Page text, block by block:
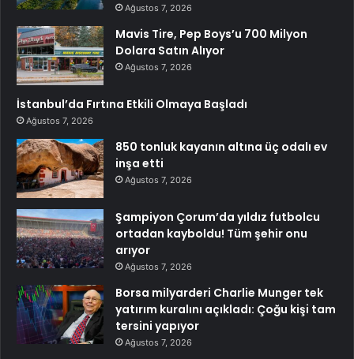
Ağustos 7, 2026
Mavis Tire, Pep Boys’u 700 Milyon
Dolara Satın Alıyor
Ağustos 7, 2026
İstanbul’da Fırtına Etkili Olmaya Başladı
Ağustos 7, 2026
850 tonluk kayanın altına üç odalı ev
inşa etti
Ağustos 7, 2026
Şampiyon Çorum’da yıldız futbolcu
ortadan kayboldu! Tüm şehir onu
arıyor
Ağustos 7, 2026
Borsa milyarderi Charlie Munger tek
yatırım kuralını açıkladı: Çoğu kişi tam
tersini yapıyor
Ağustos 7, 2026